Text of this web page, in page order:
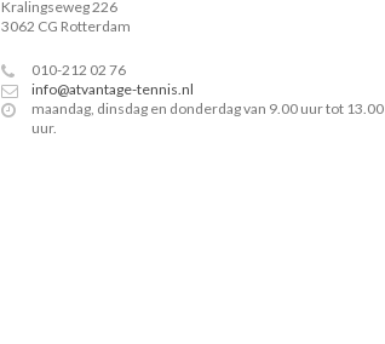
Kralingseweg 226
3062 CG Rotterdam
010-212 02 76
info@atvantage-tennis.nl
maandag, dinsdag en donderdag van 9.00 uur tot 13.00
uur.